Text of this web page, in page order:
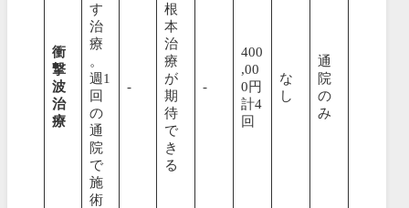
衝
撃
波
治
療
す
治
療
。
週1
回
の
通
院
で
施
術
-
根
本
治
療
が
期
待
で
き
る
-
400
,00
0円
計4
回
な
し
通
院
の
み